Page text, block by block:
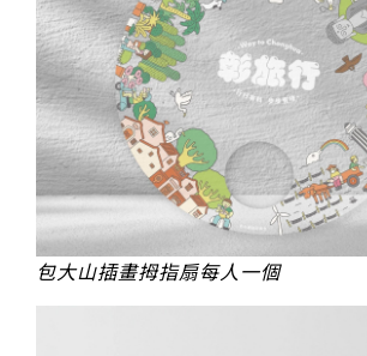
包大山插畫拇指扇每人一個